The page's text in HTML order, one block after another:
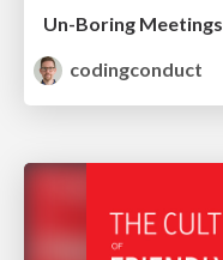
Un-Boring Meetings
codingconduct